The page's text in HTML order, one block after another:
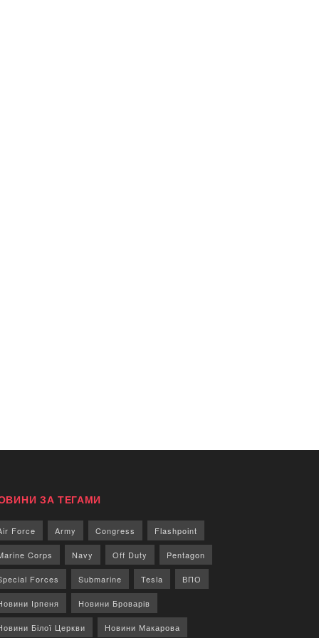
ЗА ТЕГАМИ
Force Army Congress Flashpoint
Corps Navy Off Duty Pentagon
Forces Submarine Tesla ВПО
Ірпеня Новини Броварів
Білої Церкви Новини Макарова